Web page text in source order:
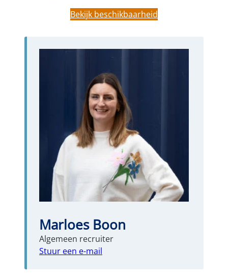
Bekijk beschikbaarheid
Marloes Boon
Algemeen recruiter
Stuur een e-mail